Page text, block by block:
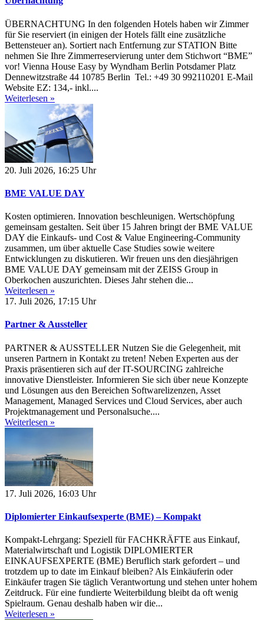
ÜBERNACHTUNG In den folgenden Hotels haben wir Zimmer
für Sie reserviert (in einigen der Hotels fällt eine zusätzliche
Bettensteuer an). Sortiert nach Entfernung zur STATION Bitte
nehmen Sie Ihre Zimmerreservierung unter dem Stichwort “BME”
vor! Vienna House Easy by Wyndham Berlin Potsdamer Platz
Dennewitzstraße 44 10785 Berlin Tel.: +49 30 992110201 E-Mail
Website EZ: 134,- inkl....
Weiterlesen »
20. Juli 2026, 16:25 Uhr
BME VALUE DAY
Kosten optimieren. Innovation beschleunigen. Wertschöpfung
gemeinsam gestalten. Seit über 15 Jahren bringt der BME VALUE
DAY die Einkaufs- und Cost & Value Engineering-Community
zusammen, um über aktuelle Case Studies sowie weitere
Entwicklungen zu diskutieren. Wir freuen uns den diesjährigen
BME VALUE DAY gemeinsam mit der ZEISS Group in
Oberkochen auszurichten. Dieses Jahr stehen die...
Weiterlesen »
17. Juli 2026, 17:15 Uhr
Partner & Aussteller
PARTNER & AUSSTELLER Nutzen Sie die Gelegenheit, mit
unseren Partnern in Kontakt zu treten! Neben Experten aus der
Praxis präsentieren sich auf der IT-SOURCING zahlreiche
innovative Dienstleister. Informieren Sie sich über neue Konzepte
und Lösungen aus den Bereichen Softwarelizenzen, Asset
Management, Managed Services und Cloud Services, aber auch
Projektmanagement und Personalsuche....
Weiterlesen »
17. Juli 2026, 16:03 Uhr
Diplomierter Einkaufsexperte (BME) – Kompakt
Kompakt-Lehrgang: Speziell für FACHKRÄFTE aus Einkauf,
Materialwirtschaft und Logistik DIPLOMIERTER
EINKAUFSEXPERTE (BME) Beruflich stark gefordert – und
trotzdem up to date im Einkauf bleiben? Als Einkäuferin oder
Einkäufer tragen Sie täglich Verantwortung und stehen unter hohem
Zeitdruck. Für eine fundierte Weiterbildung bleibt da oft wenig
Spielraum. Genau deshalb haben wir die...
Weiterlesen »